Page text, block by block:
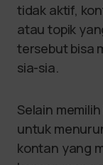
tidak aktif,
atau topik
tersebut bisa
sia-sia.
Selain
untuk
kontan yang